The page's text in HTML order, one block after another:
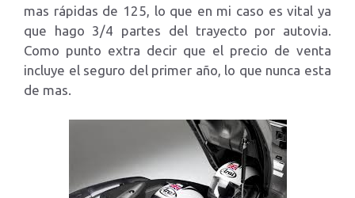
mas rápidas de 125, lo que en mi caso es vital ya
que hago 3/4 partes del trayecto por autovia.
Como punto extra decir que el precio de venta
incluye el seguro del primer año, lo que nunca esta
de mas.